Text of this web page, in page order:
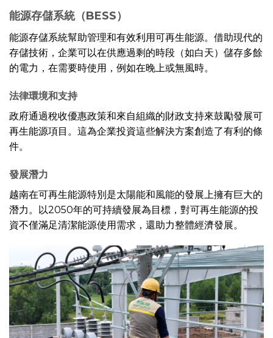
能源存儲系統（BESS）
能源存儲系統幫助管理和有效利用可再生能源。借助現代的
存儲技術，企業可以在供應過剩的時段（如白天）儲存多餘
的電力，在需要時使用，例如在晚上或無風時。
法律環境和支持
政府通過稅收優惠政策和來自組織的財政支持來鼓勵發展可
再生能源項目。這為企業投資這些解決方案創造了有利的條
件。
發展潛力
越南在可再生能源特別是太陽能和風能的發展上擁有巨大的
潛力。以2050年的可持續發展為目標，對可再生能源的投
資不僅滿足清潔能源使用需求，還助力整體經濟發展。